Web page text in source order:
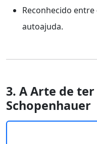
Reconhecido
autoajuda.
3. A Arte de ter
Schopenhauer